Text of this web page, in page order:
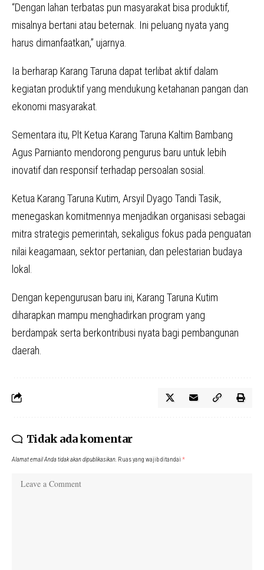
“Dengan lahan terbatas pun masyarakat bisa produktif,
misalnya bertani atau beternak. Ini peluang nyata yang
harus dimanfaatkan,” ujarnya.
Ia berharap Karang Taruna dapat terlibat aktif dalam
kegiatan produktif yang mendukung ketahanan pangan dan
ekonomi masyarakat.
Sementara itu, Plt Ketua Karang Taruna Kaltim Bambang
Agus Parnianto mendorong pengurus baru untuk lebih
inovatif dan responsif terhadap persoalan sosial.
Ketua Karang Taruna Kutim, Arsyil Dyago Tandi Tasik,
menegaskan komitmennya menjadikan organisasi sebagai
mitra strategis pemerintah, sekaligus fokus pada penguatan
nilai keagamaan, sektor pertanian, dan pelestarian budaya
lokal.
Dengan kepengurusan baru ini, Karang Taruna Kutim
diharapkan mampu menghadirkan program yang
berdampak serta berkontribusi nyata bagi pembangunan
daerah.
Tidak ada komentar
Alamat email Anda tidak akan dipublikasikan. Ruas yang wajib ditandai *